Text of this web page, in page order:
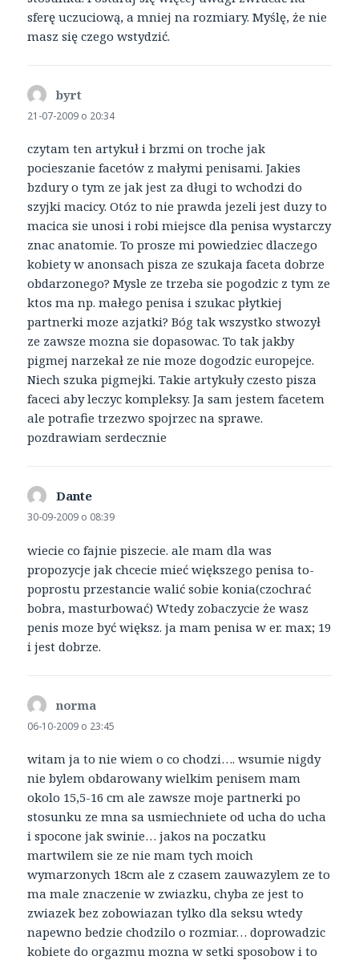
sferę uczuciową, a mniej na rozmiary. Myślę, że nie
masz się czego wstydzić.
byrt
21-07-2009 o 20:34
czytam ten artykuł i brzmi on troche jak
pocieszanie facetów z małymi penisami. Jakies
bzdury o tym ze jak jest za długi to wchodzi do
szyjki macicy. Otóz to nie prawda jezeli jest duzy to
macica sie unosi i robi miejsce dla penisa wystarczy
znac anatomie. To prosze mi powiedziec dlaczego
kobiety w anonsach pisza ze szukaja faceta dobrze
obdarzonego? Mysle ze trzeba sie pogodzic z tym ze
ktos ma np. małego penisa i szukac płytkiej
partnerki moze azjatki? Bóg tak wszystko stwozył
ze zawsze mozna sie dopasowac. To tak jakby
pigmej narzekał ze nie moze dogodzic europejce.
Niech szuka pigmejki. Takie artykuły czesto pisza
faceci aby leczyc kompleksy. Ja sam jestem facetem
ale potrafie trzezwo spojrzec na sprawe.
pozdrawiam serdecznie
Dante
30-09-2009 o 08:39
wiecie co fajnie piszecie. ale mam dla was
propozycje jak chcecie mieć większego penisa to-
poprostu przestancie walić sobie konia(czochrać
bobra, masturbować) Wtedy zobaczycie że wasz
penis moze być większ. ja mam penisa w er. max; 19
i jest dobrze.
norma
06-10-2009 o 23:45
witam ja to nie wiem o co chodzi…. wsumie nigdy
nie bylem obdarowany wielkim penisem mam
okolo 15,5-16 cm ale zawsze moje partnerki po
stosunku ze mna sa usmiechniete od ucha do ucha
i spocone jak swinie… jakos na poczatku
martwilem sie ze nie mam tych moich
wymarzonych 18cm ale z czasem zauwazylem ze to
ma male znaczenie w zwiazku, chyba ze jest to
zwiazek bez zobowiazan tylko dla seksu wtedy
napewno bedzie chodzilo o rozmiar… doprowadzic
kobiete do orgazmu mozna w setki sposobow i to